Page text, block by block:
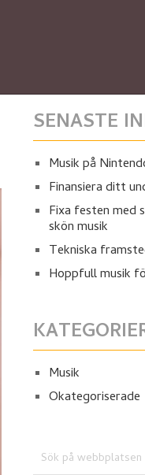
SENASTE
Musik på
Finansiera ditt
Fixa festen med
skön musik
Tekniska
Hoppfull musik
Musik
Okategoriserade